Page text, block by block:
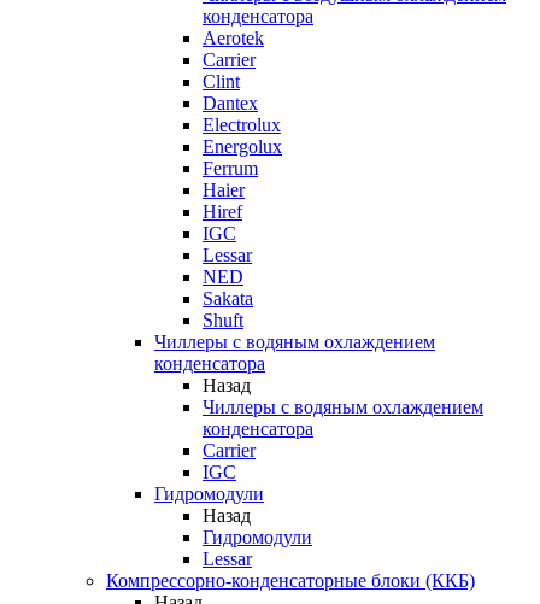
конденсатора
Aerotek
Carrier
Clint
Dantex
Electrolux
Energolux
Ferrum
Haier
Hiref
IGC
Lessar
NED
Sakata
Shuft
Чиллеры с водяным охлаждением
конденсатора
Назад
Чиллеры с водяным охлаждением
конденсатора
Carrier
IGC
Гидромодули
Назад
Гидромодули
Lessar
Компрессорно-конденсаторные блоки (ККБ)